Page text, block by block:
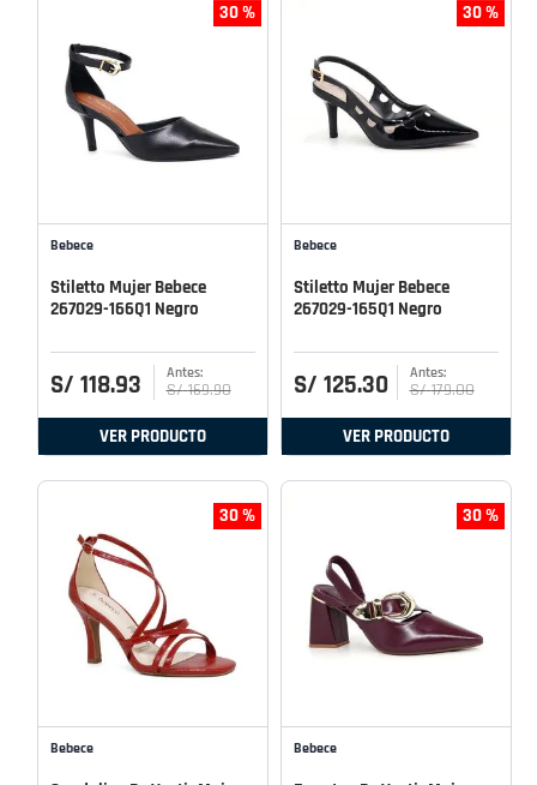
30 %
Bebece
Stiletto Mujer Bebece
267029-166Q1 Negro
S/ 118.93 S/ 169.90
VER PRODUCTO
30 %
Bebece
Stiletto Mujer Bebece
267029-165Q1 Negro
S/ 125.30 S/ 179.00
VER PRODUCTO
30 %
Bebece
30 %
Bebece